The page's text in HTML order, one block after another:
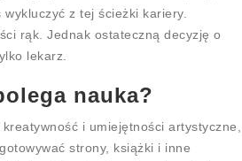
z tej ścieżki kariery.
rąk. Jednak ostateczną decyzję o
lekarz.
nauka?
i umiejętności artystyczne,
strony, książki i inne